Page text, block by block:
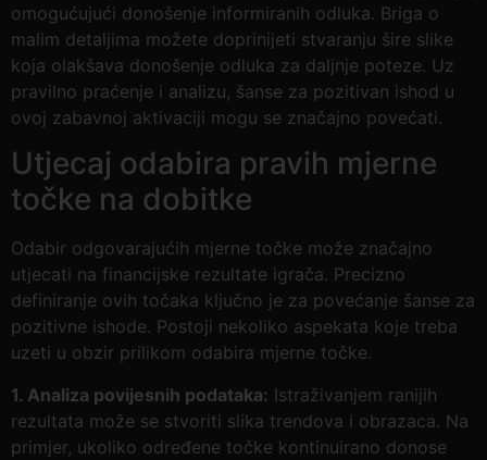
omogućujući donošenje informiranih odluka. Briga o
malim detaljima možete doprinijeti stvaranju šire slike
koja olakšava donošenje odluka za daljnje poteze. Uz
pravilno praćenje i analizu, šanse za pozitivan ishod u
ovoj zabavnoj aktivaciji mogu se značajno povećati.
Utjecaj odabira pravih mjerne
točke na dobitke
Odabir odgovarajućih mjerne točke može značajno
utjecati na financijske rezultate igrača. Precizno
definiranje ovih točaka ključno je za povećanje šanse za
pozitivne ishode. Postoji nekoliko aspekata koje treba
uzeti u obzir prilikom odabira mjerne točke.
1. Analiza povijesnih podataka: Istraživanjem ranijih
rezultata može se stvoriti slika trendova i obrazaca. Na
primjer, ukoliko određene točke kontinuirano donose